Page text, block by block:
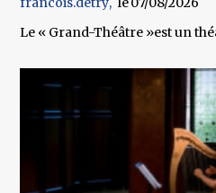
Le « Grand-Théâtre »est un